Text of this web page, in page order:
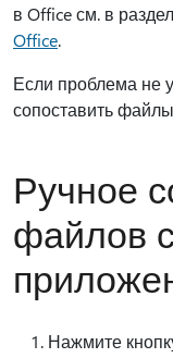
в Office см. в
Office.
Если проблема не
сопоставить
Ручное
файлов
Нажмите